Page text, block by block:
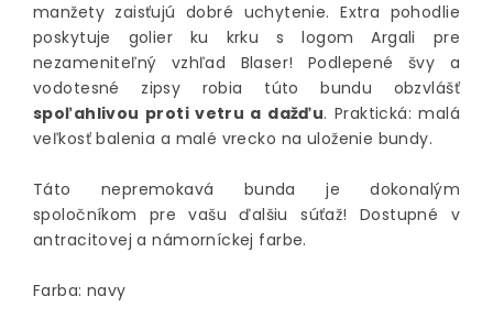
manžety zaisťujú dobré uchytenie. Extra pohodlie
poskytuje golier ku krku s logom Argali pre
nezameniteľný vzhľad Blaser! Podlepené švy a
vodotesné zipsy robia túto bundu obzvlášť
spoľahlivou proti vetru a dažďu. Praktická: malá
veľkosť balenia a malé vrecko na uloženie bundy.
Táto nepremokavá bunda je dokonalým
spoločníkom pre vašu ďalšiu súťaž! Dostupné v
antracitovej a námorníckej farbe.
Farba: navy